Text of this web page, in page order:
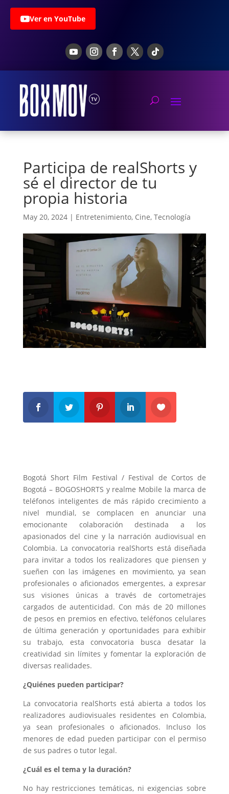
Ver en YouTube
Participa de realShorts y
sé el director de tu
propia historia
May 20, 2024| Entretenimiento, Cine, Tecnología
Bogotá Short Film Festival / Festival de Cortos de
Bogotá – BOGOSHORTS y realme Mobile la marca de
teléfonos inteligentes de más rápido crecimiento a
nivel mundial, se complacen en anunciar una
emocionante colaboración destinada a los
apasionados del cine y la narración audiovisual en
Colombia. La convocatoria realShorts está diseñada
para invitar a todos los realizadores que piensen y
sueñen con las imágenes en movimiento, ya sean
profesionales o aficionados emergentes, a expresar
sus visiones únicas a través de cortometrajes
cargados de autenticidad. Con más de 20 millones
de pesos en premios en efectivo, teléfonos celulares
de última generación y oportunidades para exhibir
su trabajo, esta convocatoria busca desatar la
creatividad sin límites y fomentar la exploración de
diversas realidades.
¿Quiénes pueden participar?
La convocatoria realShorts está abierta a todos los
realizadores audiovisuales residentes en Colombia,
ya sean profesionales o aficionados. Incluso los
menores de edad pueden participar con el permiso
de sus padres o tutor legal.
¿Cuál es el tema y la duración?
No hay restricciones temáticas, ni exigencias sobre